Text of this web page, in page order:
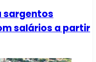
sargentos
salários a partir